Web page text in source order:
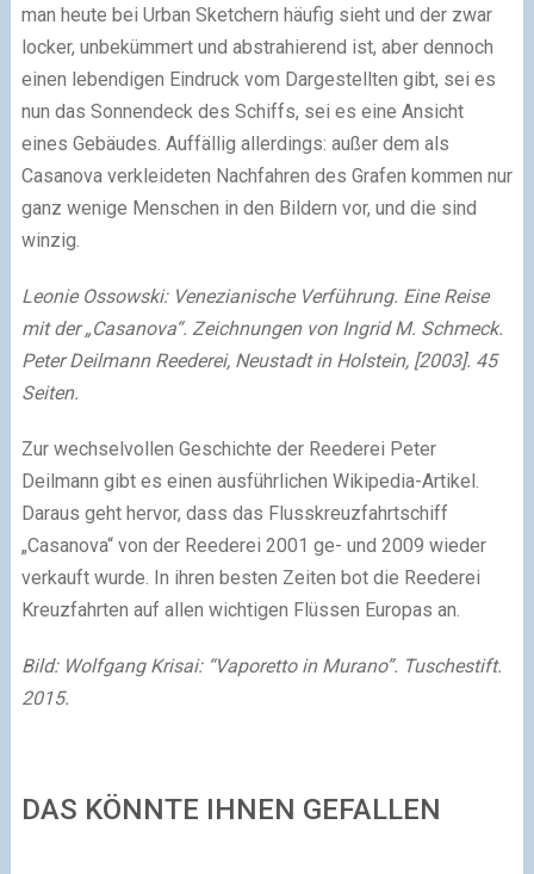
man heute bei Urban Sketchern häufig sieht und der zwar
locker, unbekümmert und abstrahierend ist, aber dennoch
einen lebendigen Eindruck vom Dargestellten gibt, sei es
nun das Sonnendeck des Schiffs, sei es eine Ansicht
eines Gebäudes. Auffällig allerdings: außer dem als
Casanova verkleideten Nachfahren des Grafen kommen nur
ganz wenige Menschen in den Bildern vor, und die sind
winzig.
Leonie Ossowski: Venezianische Verführung. Eine Reise
mit der „Casanova“. Zeichnungen von Ingrid M. Schmeck.
Peter Deilmann Reederei, Neustadt in Holstein, [2003]. 45
Seiten.
Zur wechselvollen Geschichte der Reederei Peter
Deilmann gibt es einen ausführlichen Wikipedia-Artikel.
Daraus geht hervor, dass das Flusskreuzfahrtschiff
„Casanova“ von der Reederei 2001 ge- und 2009 wieder
verkauft wurde. In ihren besten Zeiten bot die Reederei
Kreuzfahrten auf allen wichtigen Flüssen Europas an.
Bild: Wolfgang Krisai: “Vaporetto in Murano”. Tuschestift.
2015.
DAS KÖNNTE IHNEN GEFALLEN